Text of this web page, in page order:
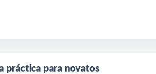
práctica para novatos